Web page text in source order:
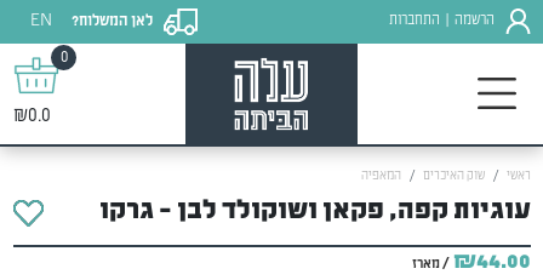
הרשמה התחברות לאן המשלוח?
EN
0
₪0.0
ראשי שוק האיכרים המאפיה
עוגיות קפה, פקאן ושוקולד לבן - גרקו
₪44.00 / מארז